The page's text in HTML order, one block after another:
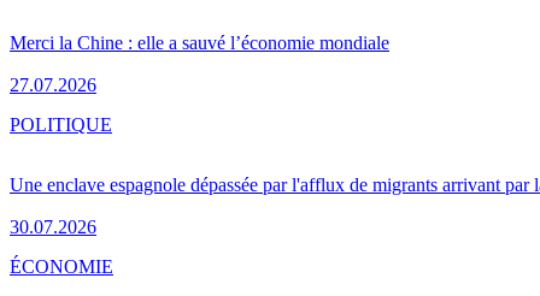
Merci la Chine : elle a sauvé l’économie mondiale
27.07.2026
Une enclave espagnole dépassée par l'afflux de migrants arrivant par
30.07.2026
POLITIQUE
ÉCONOMIE